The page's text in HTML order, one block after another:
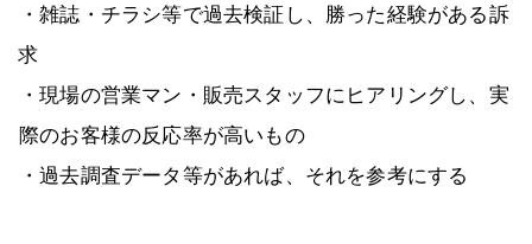
・雑誌・チラシ等で過去検証し、勝った経験がある訴
求
・現場の営業マン・販売スタッフにヒアリングし、実
際のお客様の反応率が高いもの
・過去調査データ等があれば、それを参考にする